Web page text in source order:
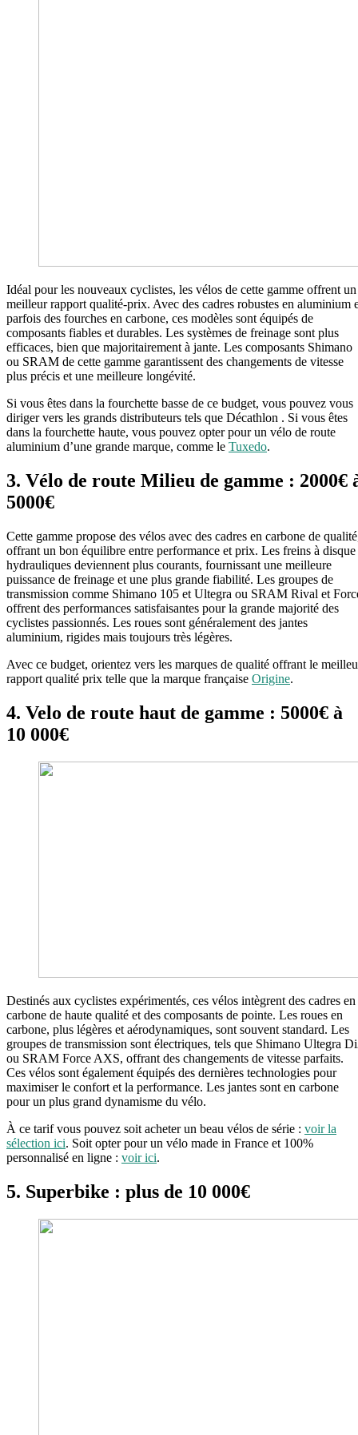
Idéal pour les nouveaux cyclistes, les vélos de cette gamme offrent un
meilleur rapport qualité-prix. Avec des cadres robustes en aluminium
parfois des fourches en carbone, ces modèles sont équipés de
composants fiables et durables. Les systèmes de freinage sont plus
efficaces, bien que majoritairement à jante. Les composants Shimano
ou SRAM de cette gamme garantissent des changements de vitesse
plus précis et une meilleure longévité.
Si vous êtes dans la fourchette basse de ce budget, vous pouvez vous
diriger vers les grands distributeurs tels que Décathlon . Si vous êtes
dans la fourchette haute, vous pouvez opter pour un vélo de route
aluminium d’une grande marque, comme le Tuxedo.
3. Vélo de route Milieu de gamme : 2000€
5000€
Cette gamme propose des vélos avec des cadres en carbone de
offrant un bon équilibre entre performance et prix. Les freins à disque
hydrauliques deviennent plus courants, fournissant une meilleure
puissance de freinage et une plus grande fiabilité. Les groupes de
transmission comme Shimano 105 et Ultegra ou SRAM Rival et
offrent des performances satisfaisantes pour la grande majorité des
cyclistes passionnés. Les roues sont généralement des jantes
aluminium, rigides mais toujours très légères.
Avec ce budget, orientez vers les marques de qualité offrant le
rapport qualité prix telle que la marque française Origine.
4. Velo de route haut de gamme : 5000€ à
10 000€
Destinés aux cyclistes expérimentés, ces vélos intègrent des cadres en
carbone de haute qualité et des composants de pointe. Les roues en
carbone, plus légères et aérodynamiques, sont souvent standard. Les
groupes de transmission sont électriques, tels que Shimano Ultegra
ou SRAM Force AXS, offrant des changements de vitesse parfaits.
Ces vélos sont également équipés des dernières technologies pour
maximiser le confort et la performance. Les jantes sont en carbone
pour un plus grand dynamisme du vélo.
À ce tarif vous pouvez soit acheter un beau vélos de série : voir la
sélection ici. Soit opter pour un vélo made in France et 100%
personnalisé en ligne : voir ici.
5. Superbike : plus de 10 000€